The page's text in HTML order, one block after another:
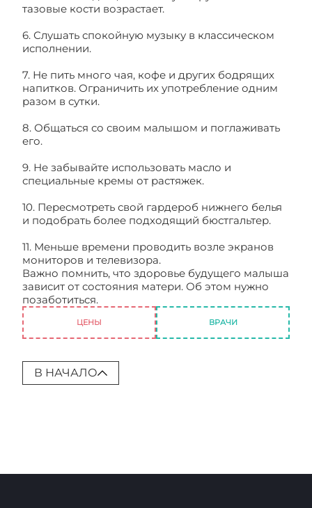
тазовые кости возрастает.
6. Слушать спокойную музыку в классическом
исполнении.
7. Не пить много чая, кофе и других бодрящих
напитков. Ограничить их употребление одним
разом в сутки.
8. Общаться со своим малышом и поглаживать
его.
9. Не забывайте использовать масло и
специальные кремы от растяжек.
10. Пересмотреть свой гардероб нижнего белья
и подобрать более подходящий бюстгальтер.
11. Меньше времени проводить возле экранов
мониторов и телевизора.
Важно помнить, что здоровье будущего малыша
зависит от состояния матери. Об этом нужно
позаботиться.
ЦЕНЫ ВРАЧИ
В НАЧАЛО